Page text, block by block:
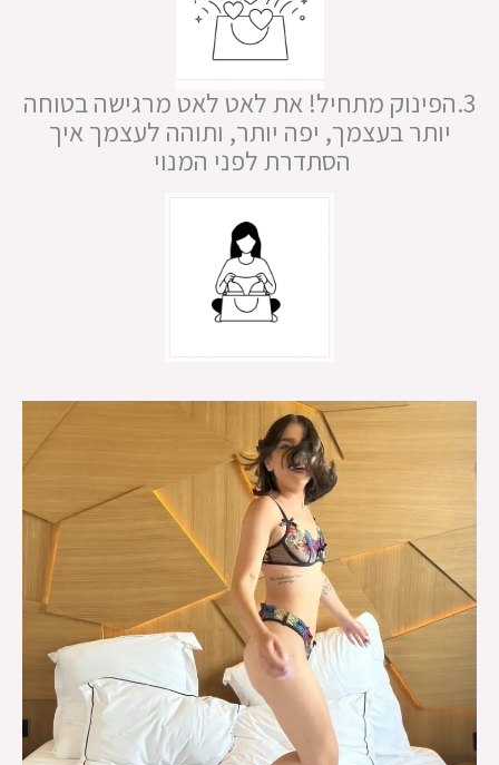
3.הפינוק מתחיל! את לאט לאט מרגישה בטוחה
יותר בעצמך, יפה יותר, ותוהה לעצמך איך
הסתדרת לפני המנוי